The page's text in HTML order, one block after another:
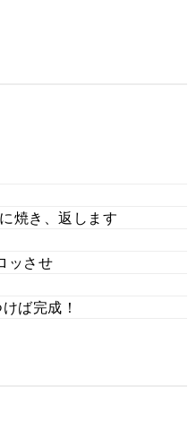
焼き、返します
ッさせ
ば完成！